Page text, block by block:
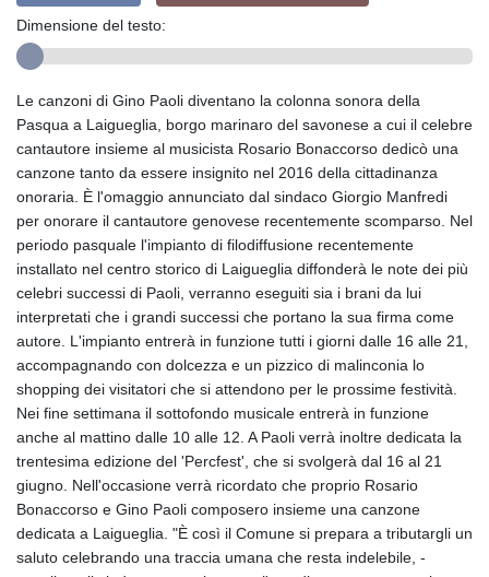
Dimensione del testo:
Le canzoni di Gino Paoli diventano la colonna sonora della
Pasqua a Laigueglia, borgo marinaro del savonese a cui il celebre
cantautore insieme al musicista Rosario Bonaccorso dedicò una
canzone tanto da essere insignito nel 2016 della cittadinanza
onoraria. È l'omaggio annunciato dal sindaco Giorgio Manfredi
per onorare il cantautore genovese recentemente scomparso. Nel
periodo pasquale l'impianto di filodiffusione recentemente
installato nel centro storico di Laigueglia diffonderà le note dei più
celebri successi di Paoli, verranno eseguiti sia i brani da lui
interpretati che i grandi successi che portano la sua firma come
autore. L'impianto entrerà in funzione tutti i giorni dalle 16 alle 21,
accompagnando con dolcezza e un pizzico di malinconia lo
shopping dei visitatori che si attendono per le prossime festività.
Nei fine settimana il sottofondo musicale entrerà in funzione
anche al mattino dalle 10 alle 12. A Paoli verrà inoltre dedicata la
trentesima edizione del 'Percfest', che si svolgerà dal 16 al 21
giugno. Nell'occasione verrà ricordato che proprio Rosario
Bonaccorso e Gino Paoli composero insieme una canzone
dedicata a Laigueglia. "È così il Comune si prepara a tributargli un
saluto celebrando una traccia umana che resta indelebile, -